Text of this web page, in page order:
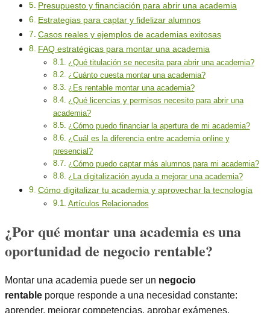
Presupuesto y financiación para abrir una academia
Estrategias para captar y fidelizar alumnos
Casos reales y ejemplos de academias exitosas
FAQ estratégicas para montar una academia
¿Qué titulación se necesita para abrir una academia?
¿Cuánto cuesta montar una academia?
¿Es rentable montar una academia?
¿Qué licencias y permisos necesito para abrir una
academia?
¿Cómo puedo financiar la apertura de mi academia?
¿Cuál es la diferencia entre academia online y
presencial?
¿Cómo puedo captar más alumnos para mi academia?
¿La digitalización ayuda a mejorar una academia?
Cómo digitalizar tu academia y aprovechar la tecnología
Artículos Relacionados
¿Por qué montar una academia es una
oportunidad de negocio rentable?
Montar una academia puede ser un negocio
rentable porque responde a una necesidad constante:
aprender, mejorar competencias, aprobar exámenes,